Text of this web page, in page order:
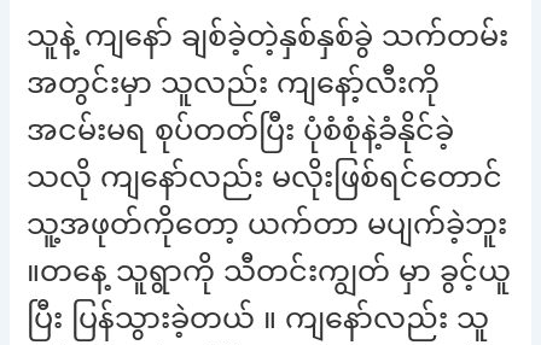
သူနဲ့ ကျနော် ချစ်ခဲ့တဲ့နှစ်နှစ်ခွဲ သက်တမ်း
အတွင်းမှာ သူလည်း ကျနော့်လီးကို
အငမ်းမရ စုပ်တတ်ပြီး ပုံစံစုံနဲ့ခံနိုင်ခဲ့
သလို ကျနော်လည်း မလိုးဖြစ်ရင်တောင်
သူ့အဖုတ်ကိုတော့ ယက်တာ မပျက်ခဲ့ဘူး
။တနေ့ သူရွာကို သီတင်းကျွတ် မှာ ခွင့်ယူ
ပြီး ပြန်သွားခဲ့တယ် ။ ကျနော်လည်း သူ